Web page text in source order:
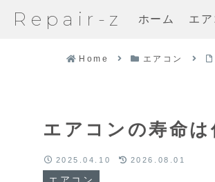
Repair-z ホーム エ
Home エアコン
エアコンの寿命
2025.04.10 2026.08.01